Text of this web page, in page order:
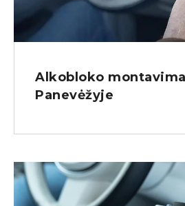
Alkobloko
Panevėžyje